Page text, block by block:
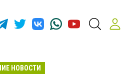
НОВОСТИ